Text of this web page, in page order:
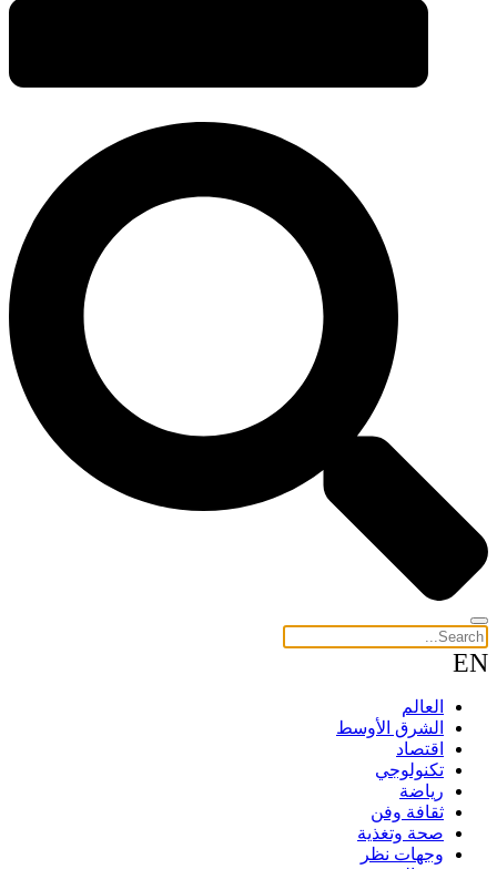
EN
العالم
الشرق الأوسط
اقتصاد
تكنولوجي
رياضة
ثقافة وفن
صحة وتغذية
وجهات نظر